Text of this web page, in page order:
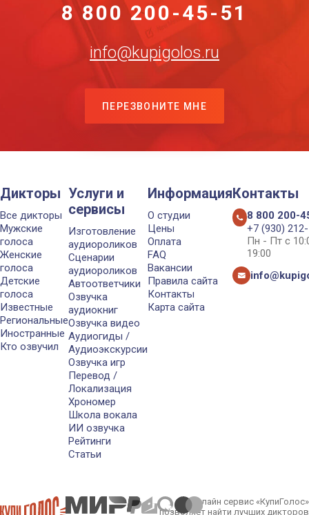
8 800 200-45-51
info@kupigolos.ru
ПЕРЕЗВОНИТЕ МНЕ
Дикторы
Все дикторы
Мужские
голоса
Женские
голоса
Детские
голоса
Известные
Региональные
Иностранные
Кто озвучил
Услуги и
сервисы
Изготовление
аудиороликов
Сценарии
аудиороликов
Автоответчики
Озвучка
аудиокниг
Озвучка видео
Аудиогиды /
Аудиоэкскурсии
Озвучка игр
Перевод /
Локализация
Хрономер
Школа вокала
ИИ озвучка
Рейтинги
Статьи
Информация
О студии
Цены
Оплата
FAQ
Вакансии
Правила сайта
Контакты
Карта сайта
Контакты
8 800 200-
+7 (930)
Пн - Пт с
19:00
Онлайн сервис «КупиГолос»
позволяет найти лучших дикторов